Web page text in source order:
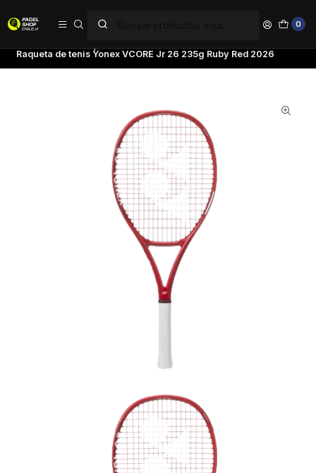
0
Raqueta de tenis Yonex VCORE Jr 26 235g Ruby Red 2026